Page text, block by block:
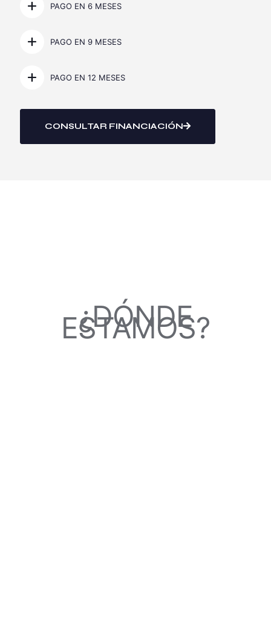
PAGO EN 6 MESES
PAGO EN 9 MESES
PAGO EN 12 MESES
CONSULTAR FINANCIACIÓN
¿DÓNDE
ESTAMOS?